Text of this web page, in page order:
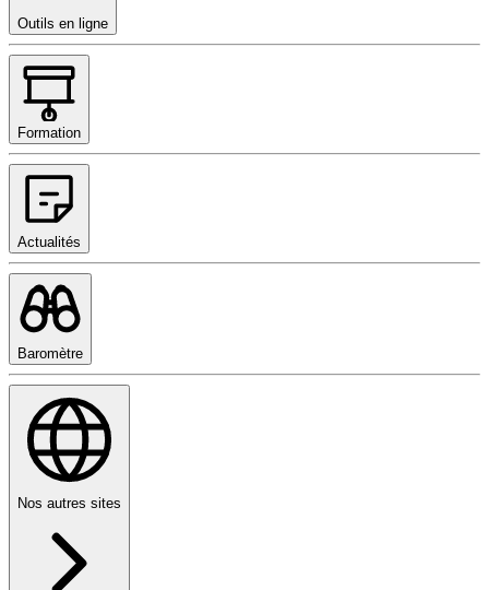
Outils en ligne
Formation
Actualités
Baromètre
Nos autres sites